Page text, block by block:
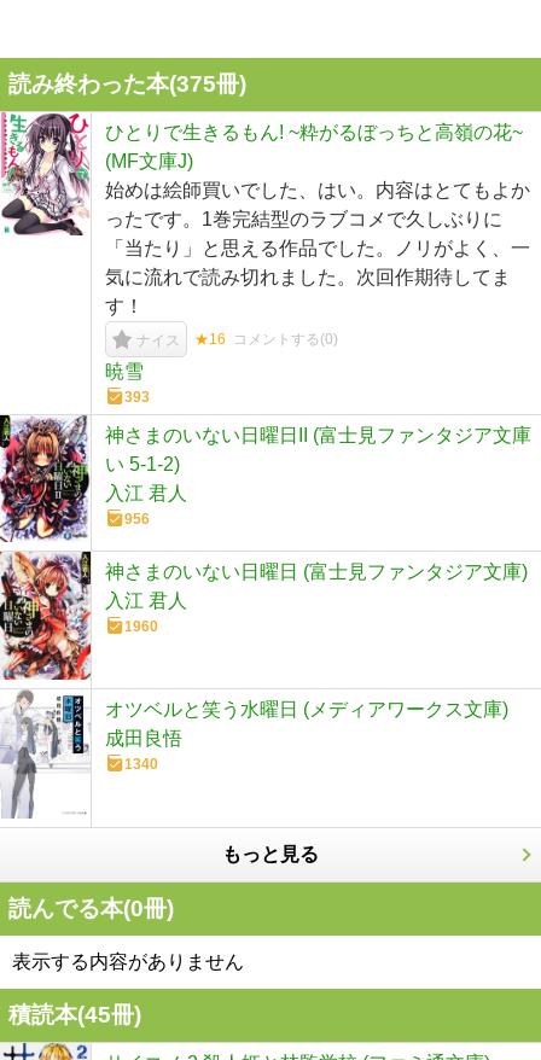
読み終わった本(375冊)
ひとりで生きるもん! ~粋がるぼっちと高嶺の花~
(MF文庫J)
始めは絵師買いでした、はい。内容はとてもよか
ったです。1巻完結型のラブコメで久しぶりに
「当たり」と思える作品でした。ノリがよく、一
気に流れで読み切れました。次回作期待してま
す！
ナイス ★16 コメントする(0)
暁雪
393
神さまのいない日曜日II (富士見ファンタジア文庫
い 5-1-2)
入江 君人
956
神さまのいない日曜日 (富士見ファンタジア文庫)
入江 君人
1960
オツベルと笑う水曜日 (メディアワークス文庫)
成田良悟
1340
もっと見る
読んでる本(0冊)
表示する内容がありません
積読本(45冊)